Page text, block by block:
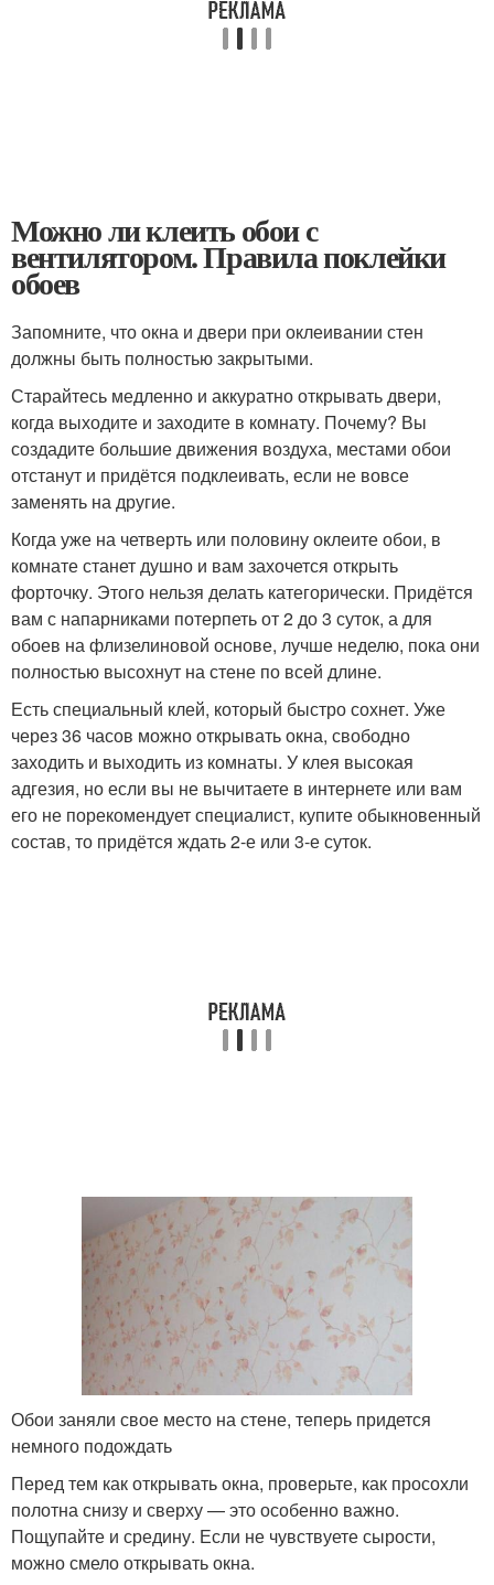
Можно ли клеить обои с
вентилятором. Правила поклейки
обоев
Запомните, что окна и двери при оклеивании стен
должны быть полностью закрытыми.
Старайтесь медленно и аккуратно открывать двери,
когда выходите и заходите в комнату. Почему? Вы
создадите большие движения воздуха, местами обои
отстанут и придётся подклеивать, если не вовсе
заменять на другие.
Когда уже на четверть или половину оклеите обои, в
комнате станет душно и вам захочется открыть
форточку. Этого нельзя делать категорически. Придётся
вам с напарниками потерпеть от 2 до 3 суток, а для
обоев на флизелиновой основе, лучше неделю, пока они
полностью высохнут на стене по всей длине.
Есть специальный клей, который быстро сохнет. Уже
через 36 часов можно открывать окна, свободно
заходить и выходить из комнаты. У клея высокая
адгезия, но если вы не вычитаете в интернете или вам
его не порекомендует специалист, купите обыкновенный
состав, то придётся ждать 2-е или 3-е суток.
Обои заняли свое место на стене, теперь придется
немного подождать
Перед тем как открывать окна, проверьте, как просохли
полотна снизу и сверху — это особенно важно.
Пощупайте и средину. Если не чувствуете сырости,
можно смело открывать окна.